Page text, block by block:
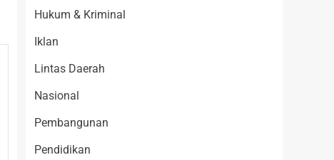
Hukum & Kriminal
Iklan
Lintas Daerah
Nasional
Pembangunan
Pendidikan